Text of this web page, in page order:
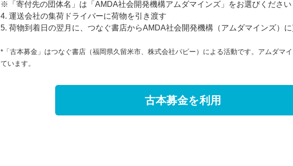
※「寄付先の団体名」は「AMDA社会開発機構アムダマインズ」をお選びください
4. 運送会社の集荷ドライバーに荷物を引き渡す
5. 荷物到着日の翌月に、つなぐ書店からAMDA社会開発機構（アムダマインズ）
*「古本募金」はつなぐ書店（福岡県久留米市、株式会社パピー）による活動です。アムダマ
ています。
古本募金を利用